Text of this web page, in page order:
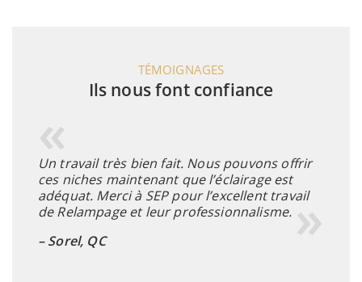
TÉMOIGNAGES
Ils nous font confiance
Un travail très bien fait. Nous pouvons offrir
ces niches maintenant que l’éclairage est
adéquat. Merci à SEP pour l’excellent travail
de Relampage et leur professionnalisme.
– Sorel, QC